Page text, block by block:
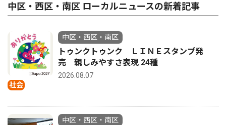
中区・西区・南区 ローカルニュースの新着記事
社会
中区・西区・南区
トゥンクトゥンク ＬＩＮＥスタンプ発
売 親しみやすさ表現 24種
2026.08.07
中区・西区・南区